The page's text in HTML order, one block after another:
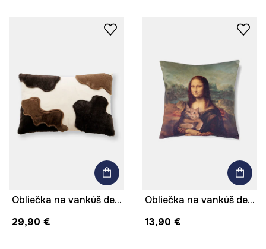
Obliečka na vankúš dekoratívna 40 x 60 cm
29,90 €
Obliečka na vankúš dekoratívna 45 x 45 cm
13,90 €